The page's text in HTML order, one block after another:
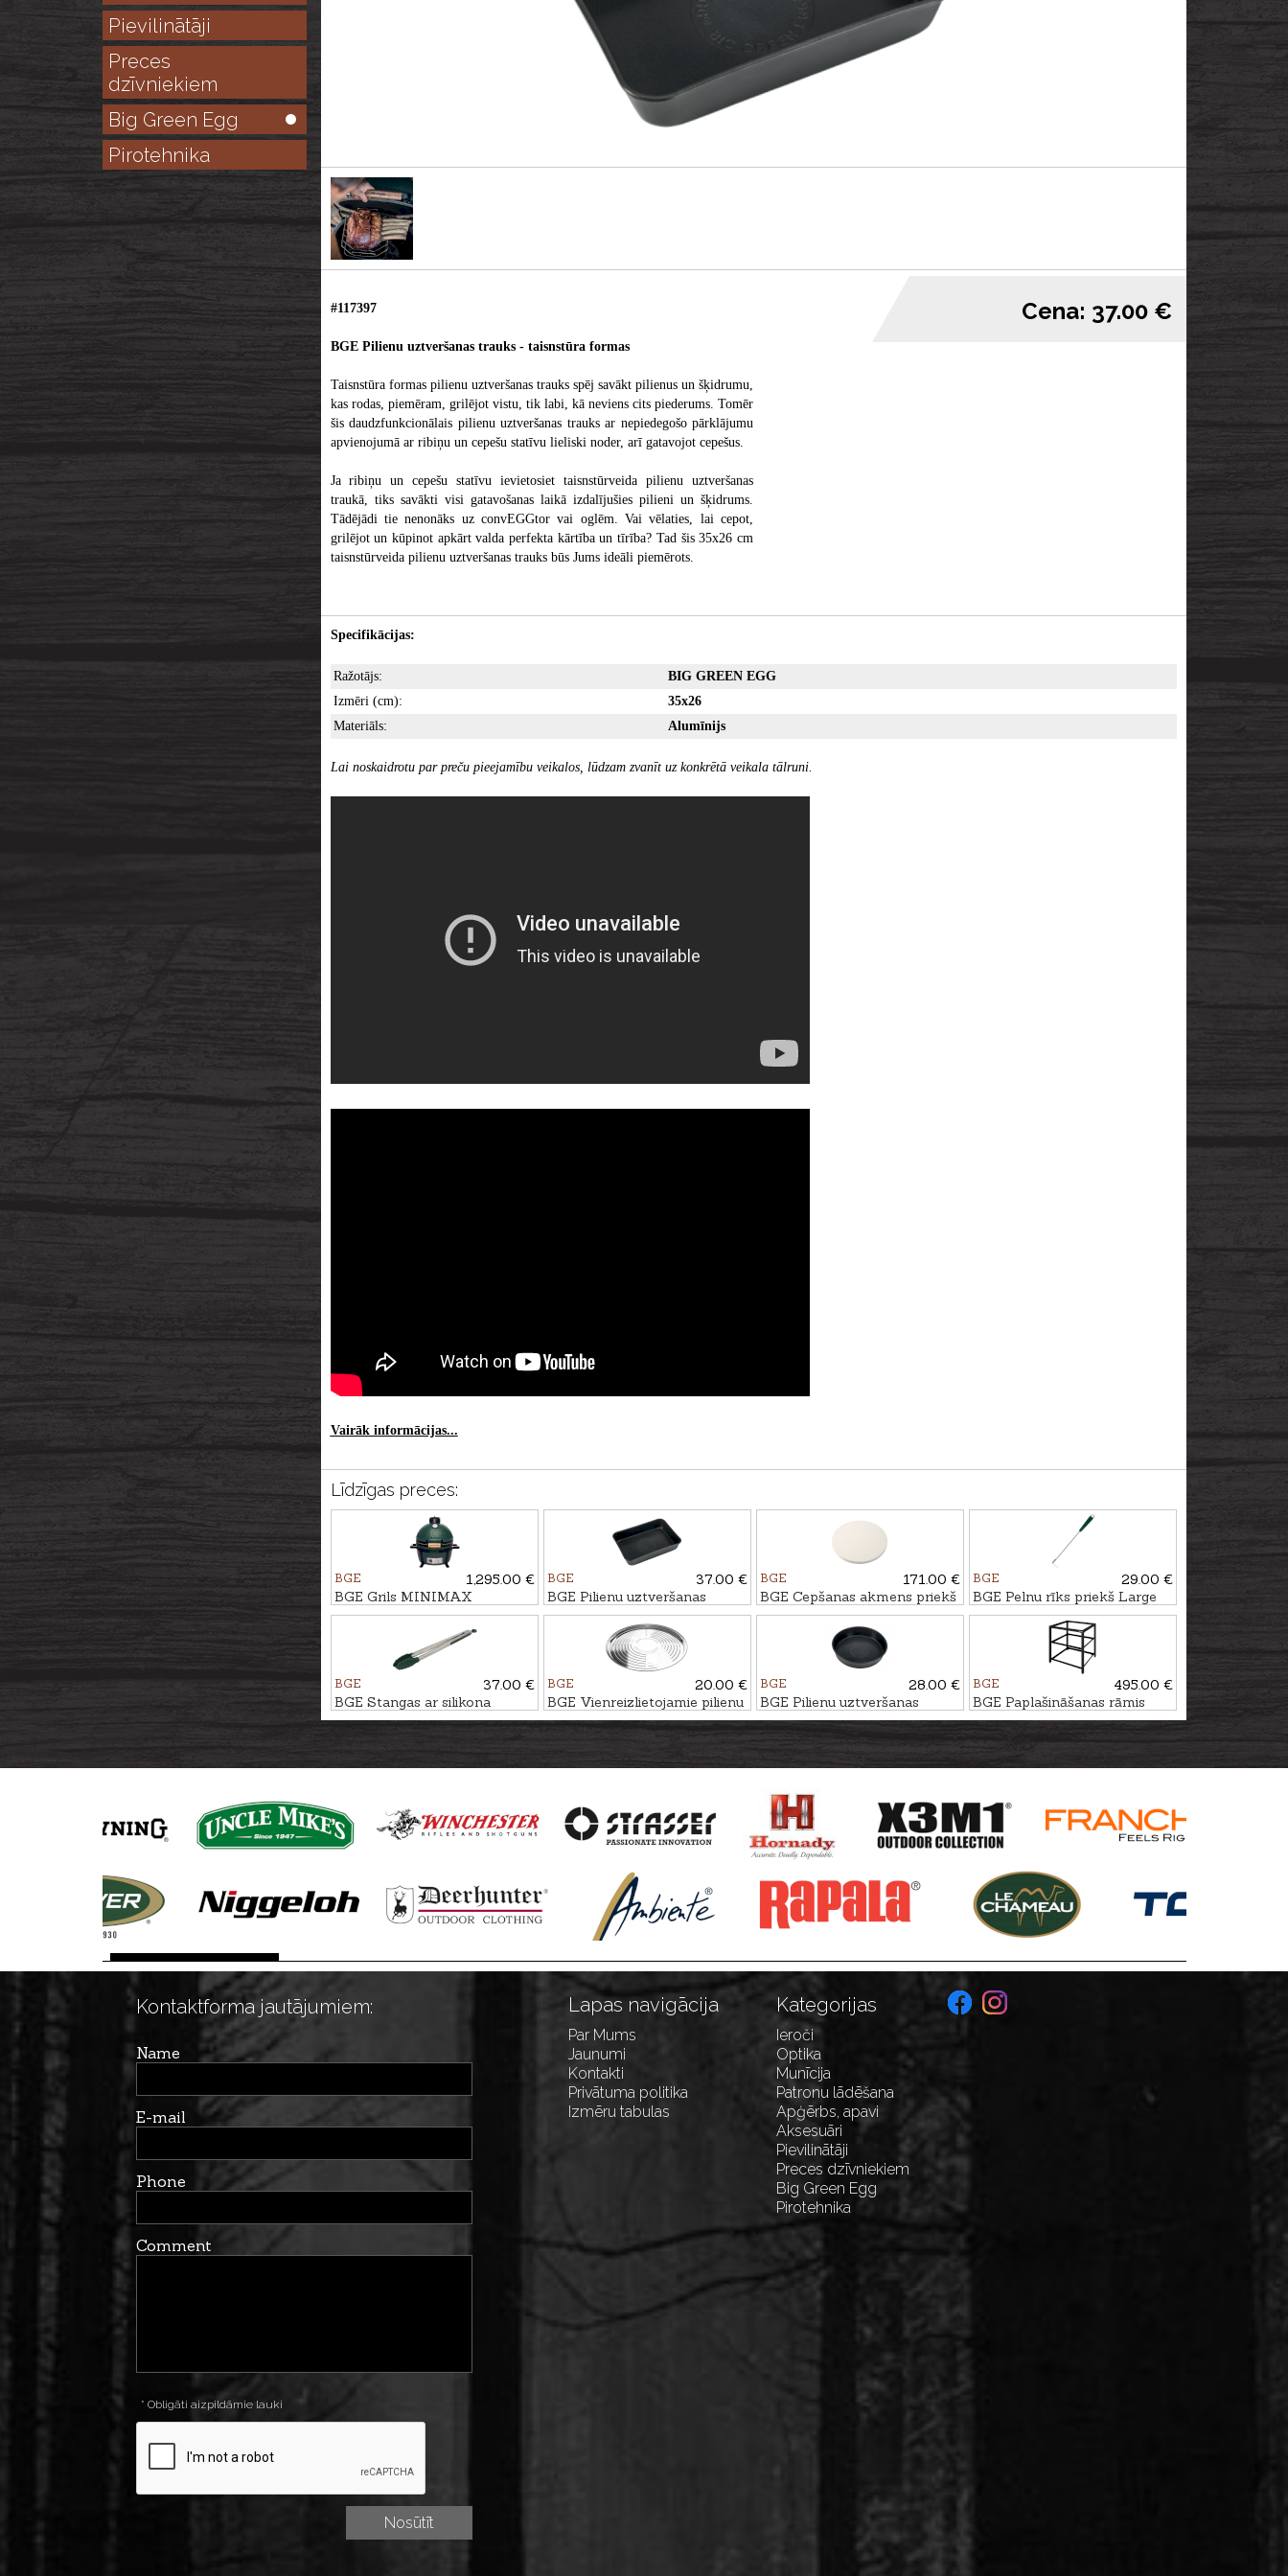
Pievilinātāji
Preces
dzīvniekiem
Big Green Egg
Pirotehnika
#117397
BGE Pilienu uztveršanas trauks - taisnstūra formas
Taisnstūra formas pilienu uztveršanas trauks spēj savākt pilienus un šķidrumu,
kas rodas, piemēram, grilējot vistu, tik labi, kā neviens cits piederums. Tomēr
šis daudzfunkcionālais pilienu uztveršanas trauks ar nepiedegošo pārklājumu
apvienojumā ar ribiņu un cepešu statīvu lieliski noder, arī gatavojot cepešus.
Ja ribiņu un cepešu statīvu ievietosiet taisnstūrveida pilienu uztveršanas
traukā, tiks savākti visi gatavošanas laikā izdalījušies pilieni un šķidrums.
Tādējādi tie nenonāks uz convEGGtor vai oglēm. Vai vēlaties, lai cepot,
grilējot un kūpinot apkārt valda perfekta kārtība un tīrība? Tad šis 35x26 cm
taisnstūrveida pilienu uztveršanas trauks būs Jums ideāli piemērots.
Cena: 37.00 €
Specifikācijas:
Ražotājs:
BIG GREEN EGG
Izmēri (cm):
35x26
Materiāls:
Alumīnijs
Lai noskaidrotu par preču pieejamību veikalos, lūdzam zvanīt uz konkrētā veikala tālruni.
Vairāk informācijas...
Līdzīgas preces:
BGE
1,295.00 €
BGE Grils MINIMAX
BGE
37.00 €
BGE Pilienu uztveršanas
trauks - taisnstūra formas
BGE
171.00 €
BGE Cepšanas akmens priekš
XLarge grila
BGE
29.00 €
BGE Pelnu rīks priekš Large
un Medium griliem
BGE
37.00 €
BGE Stangas ar silikona
galiem, 40cm
BGE
20.00 €
BGE Vienreizlietojamie pilienu
uztveršanas trauki, 5gb.,
BGE
28.00 €
BGE Pilienu uztveršanas
trauks - apaļas formas
BGE
495.00 €
BGE Paplašināšanas rāmis
Kontaktforma jautājumiem:
Name
E-mail
Phone
Comment
* Obligāti aizpildāmie lauki
Lapas navigācija
Par Mums
Jaunumi
Kontakti
Privātuma politika
Izmēru tabulas
Kategorijas
Ieroči
Optika
Munīcija
Patronu lādēšana
Apģērbs, apavi
Aksesuāri
Pievilinātāji
Preces dzīvniekiem
Big Green Egg
Pirotehnika